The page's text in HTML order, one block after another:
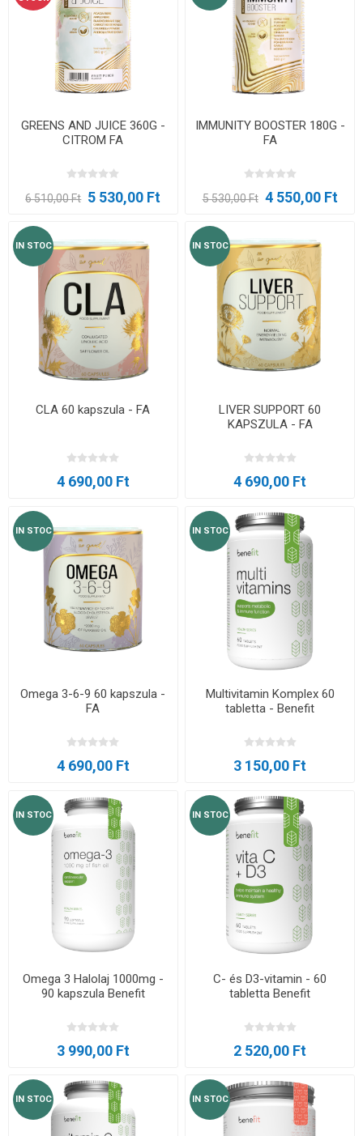
GREENS AND JUICE 360G -
CITROM FA
6 510,00 Ft 5 530,00 Ft
IMMUNITY BOOSTER 180G -
FA
5 530,00 Ft 4 550,00 Ft
IN STOC
CLA 60 kapszula - FA
4 690,00 Ft
IN STOC
LIVER SUPPORT 60
KAPSZULA - FA
4 690,00 Ft
IN STOC
Omega 3-6-9 60 kapszula -
FA
4 690,00 Ft
IN STOC
Multivitamin Komplex 60
tabletta - Benefit
3 150,00 Ft
IN STOC
Omega 3 Halolaj 1000mg -
90 kapszula Benefit
3 990,00 Ft
IN STOC
C- és D3-vitamin - 60
tabletta Benefit
2 520,00 Ft
IN STOC IN STOC